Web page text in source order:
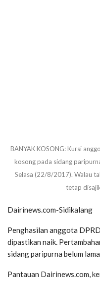
BANYAK KOSONG: Kursi
kosong pada sidang
Selasa (22/8/2017). Walau
tetap
Dairinews.com-Sidikalang
Penghasilan anggota
dipastikan naik.
sidang paripurna belum
Pantauan Dairinews.com,